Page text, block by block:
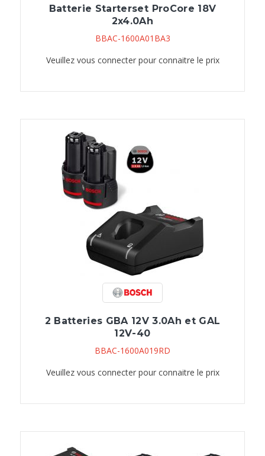
Batterie Starterset ProCore 18V
2x4.0Ah
BBAC-1600A01BA3
Veuillez vous connecter pour connaitre le prix
2 Batteries GBA 12V 3.0Ah et GAL
12V-40
BBAC-1600A019RD
Veuillez vous connecter pour connaitre le prix